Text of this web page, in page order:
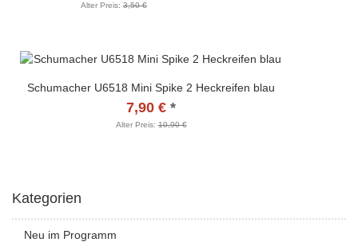
Alter Preis: 3,50 €
Schumacher U6518 Mini Spike 2 Heckreifen blau
7,90 € *
Alter Preis:10,90 €
Kategorien
Neu im Programm